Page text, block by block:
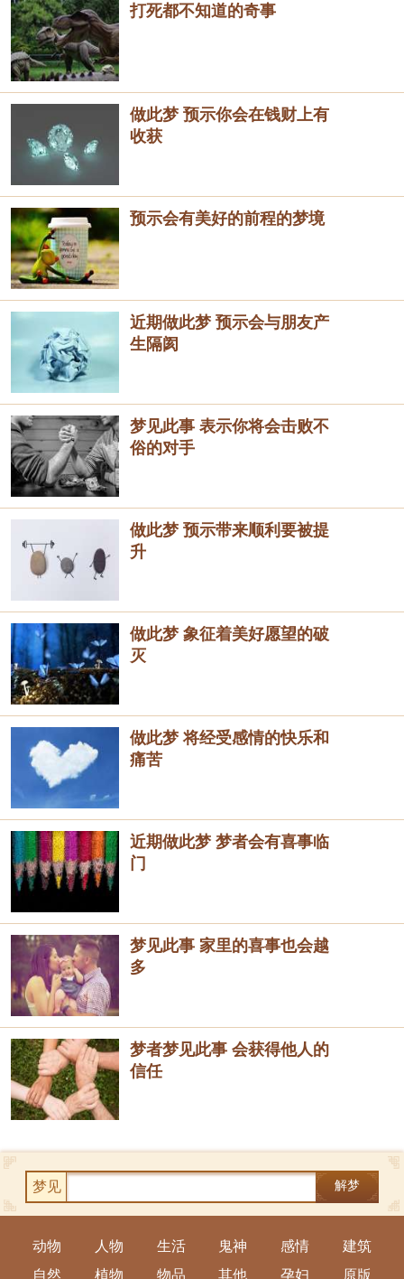
打死都不知道的奇事
做此梦 预示你会在钱财上有
收获
预示会有美好的前程的梦境
近期做此梦 预示会与朋友产
生隔阂
梦见此事 表示你将会击败不
俗的对手
做此梦 预示带来顺利要被提
升
做此梦 象征着美好愿望的破
灭
做此梦 将经受感情的快乐和
痛苦
近期做此梦 梦者会有喜事临
门
梦见此事 家里的喜事也会越
多
梦者梦见此事 会获得他人的
信任
梦见 解梦
动物 人物 生活 鬼神 感情
建筑
自然
植物 物品 其他 孕妇 原版